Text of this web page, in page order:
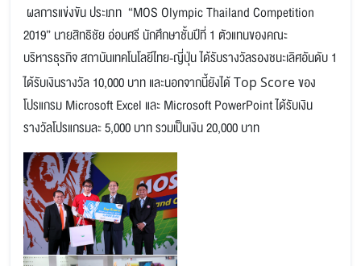
ผลการแข่งขัน ประเภท “MOS Olympic Thailand Competition
2019” นายสิทธิชัย อ่อนศรี นักศึกษาชั้นปีที่ 1 ตัวแทนของคณะ
บริหารธุรกิจ สถาบันเทคโนโลยีไทย-ญี่ปุ่น ได้รับรางวัลรองชนะเลิศอันดับ 1
ได้รับเงินรางวัล 10,000 บาท และนอกจากนี้ยังได้Top Scoreของ
โปรแกรม Microsoft Excel และ Microsoft PowerPoint ได้รับเงิน
รางวัลโปรแกรมละ 5,000 บาท รวมเป็นเงิน 20,000 บาท